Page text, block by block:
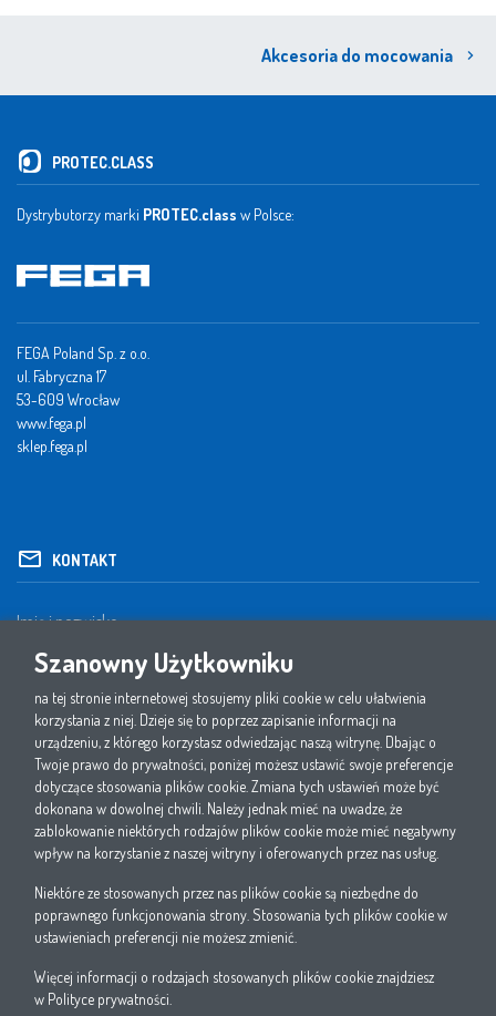
Akcesoria do mocowania
PROTEC.CLASS
Dystrybutorzy marki PROTEC.class w Polsce:
FEGA Poland Sp. z o.o.
ul. Fabryczna 17
53-609 Wrocław
www.fega.pl
sklep.fega.pl
KONTAKT
1. Oświadczam, że zapoznałem się i akceptuję politykę prywatności W.EG Polska sp. z
o.o.
2. Wyrażam zgodę na przetwarzanie przez W.EG Polska sp. z o.o. moich danych
bezpośredniego własnych produktów i usług.
3. Wyrażam zgodę na otrzymywanie informacji handlowych od W.EG Polska sp. z o.o.
Szanowny Użytkowniku
na tej stronie internetowej stosujemy pliki cookie w celu ułatwienia
korzystania z niej. Dzieje się to poprzez zapisanie informacji na
urządzeniu, z którego korzystasz odwiedzając naszą witrynę. Dbając o
Twoje prawo do prywatności, poniżej możesz ustawić swoje preferencje
dotyczące stosowania plików cookie. Zmiana tych ustawień może być
dokonana w dowolnej chwili. Należy jednak mieć na uwadze, że
zablokowanie niektórych rodzajów plików cookie może mieć negatywny
wpływ na korzystanie z naszej witryny i oferowanych przez nas usług.
Niektóre ze stosowanych przez nas plików cookie są niezbędne do
poprawnego funkcjonowania strony. Stosowania tych plików cookie w
ustawieniach preferencji nie możesz zmienić.
Więcej informacji o rodzajach stosowanych plików cookie znajdziesz
w Polityce prywatności